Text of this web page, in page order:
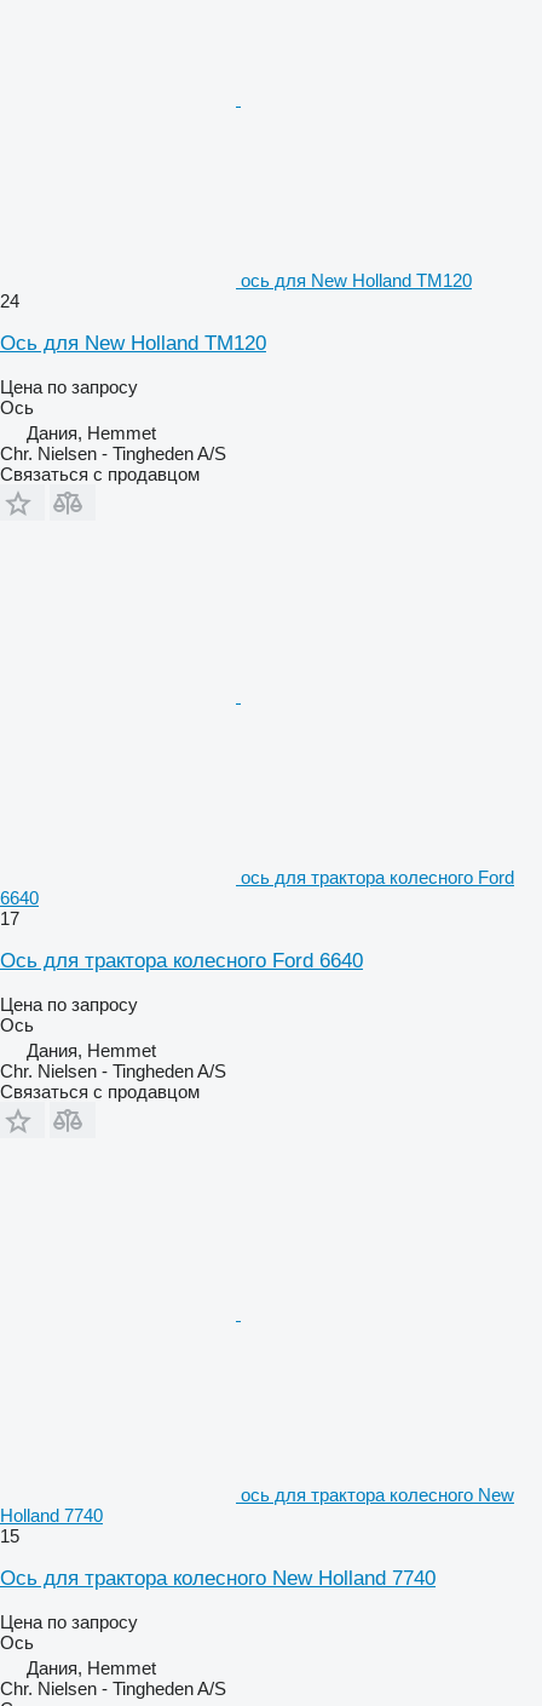
ось для New Holland TM120
24
Ось для New Holland TM120
Цена по запросу
Ось
Дания, Hemmet
Chr. Nielsen - Tingheden A/S
Связаться с продавцом
ось для трактора колесного Ford
6640
17
Ось для трактора колесного Ford 6640
Цена по запросу
Ось
Дания, Hemmet
Chr. Nielsen - Tingheden A/S
Связаться с продавцом
ось для трактора колесного New
Holland 7740
15
Ось для трактора колесного New Holland 7740
Цена по запросу
Ось
Дания, Hemmet
Chr. Nielsen - Tingheden A/S